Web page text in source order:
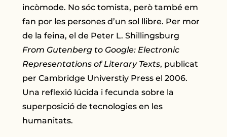
incòmode. No sóc tomista, però també em
fan por les persones d’un sol llibre. Per mor
de la feina, el de Peter L. Shillingsburg
From Gutenberg to Google: Electronic
Representations of Literary Texts, publicat
per Cambridge Universtiy Press el 2006.
Una reflexió lúcida i fecunda sobre la
superposició de tecnologies en les
humanitats.